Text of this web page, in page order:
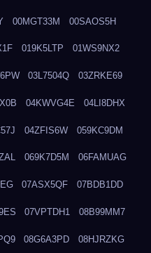
00MGT33M 00SAOS5H
019K5LTP 01WS9NX2
03L7504Q 03ZRKE69
04KWVG4E 04LI8DHX
04ZFIS6W 059KC9DM
069K7D5M 06FAMUAG
07ASX5QF 07BDB1DD
07VPTDH1 08B99MM7
08G6A3PD 08HJRZKG